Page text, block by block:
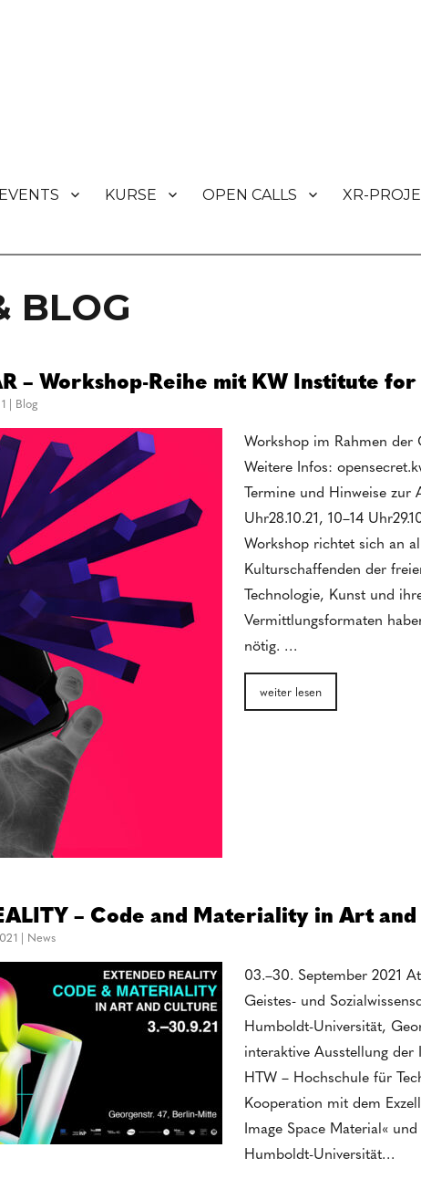
EVENTS KURSE OPEN CALLS XR-
BLOG
– Workshop-Reihe mit KW Institute
| Blog
Workshop im Rahmen der
Weitere Infos:
Termine und Hinweise zur
Uhr28.10.21, 10–14
Workshop richtet sich an
Kulturschaffenden der
Technologie, Kunst und
Vermittlungsformaten
nötig. …
weiter lesen
– Code and Materiality in Art
| News
03.–30. September 2021
Geistes- und
Humboldt-Universität,
interaktive Ausstellung
HTW – Hochschule für
Kooperation mit dem
Image Space Material«
Humboldt-Universität…